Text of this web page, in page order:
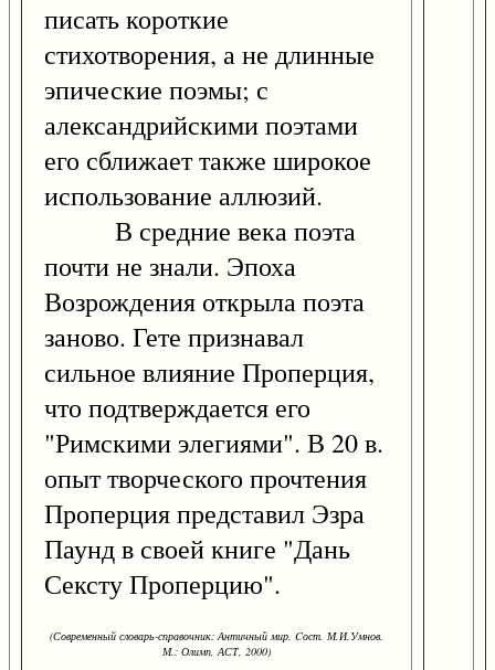
писать короткие
стихотворения, а не длинные
эпические поэмы; с
александрийскими поэтами
его сближает также широкое
использование аллюзий.
В средние века поэта
почти не знали. Эпоха
Возрождения открыла поэта
заново. Гете признавал
сильное влияние Проперция,
что подтверждается его
"Римскими элегиями". В 20 в.
опыт творческого прочтения
Проперция представил Эзра
Паунд в своей книге "Дань
Сексту Проперцию".
(Современный словарь-справочник: Античный мир. Cост. М.И.Умнов.
М.: Олимп, АСТ, 2000)